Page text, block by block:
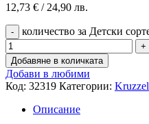
12,73 € / 24,90 лв.
количество за Детски
Добавяне в количката
Добави в любими
Код: 32319 Категории: Kruzzel
Описание